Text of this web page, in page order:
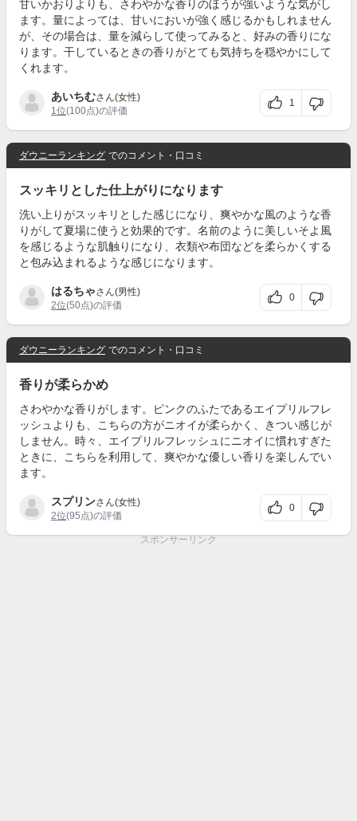
甘いかおりよりも、さわやかな香りのほうが強いような気がし
ます。量によっては、甘いにおいが強く感じるかもしれません
が、その場合は、量を減らして使ってみると、好みの香りにな
ります。干しているときの香りがとても気持ちを穏やかにして
くれます。
あいちむさん(女性)
1位(100点)の評価
1
ダウニーランキング でのコメント・口コミ
スッキリとした仕上がりになります
洗い上りがスッキリとした感じになり、爽やかな風のような香
りがして夏場に使うと効果的です。名前のように美しいそよ風
を感じるような肌触りになり、衣類や布団などを柔らかくする
と包み込まれるような感じになります。
はるちゃさん(男性)
2位(50点)の評価
0
ダウニーランキング でのコメント・口コミ
香りが柔らかめ
さわやかな香りがします。ピンクのふたであるエイプリルフレ
ッシュよりも、こちらの方がニオイが柔らかく、きつい感じが
しません。時々、エイプリルフレッシュにニオイに慣れすぎた
ときに、こちらを利用して、爽やかな優しい香りを楽しんでい
ます。
スプリンさん(女性)
2位(95点)の評価
0
スポンサーリンク